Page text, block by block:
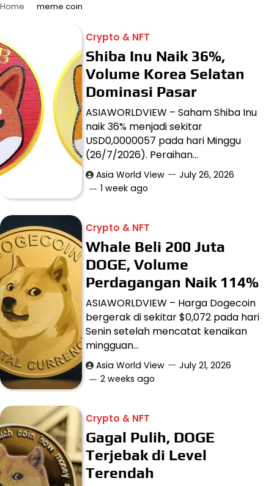
Home meme coin
Crypto & NFT
Shiba Inu Naik 36%,
Volume Korea Selatan
Dominasi Pasar
ASIAWORLDVIEW – Saham Shiba Inu
naik 36% menjadi sekitar
USD0,0000057 pada hari Minggu
(26/7/2026). Peraihan…
Asia World View
July 26, 2026
1 week ago
Crypto & NFT
Whale Beli 200 Juta
DOGE, Volume
Perdagangan Naik 114%
ASIAWORLDVIEW – Harga Dogecoin
bergerak di sekitar $0,072 pada hari
Senin setelah mencatat kenaikan
mingguan…
Asia World View
July 21, 2026
2 weeks ago
Crypto & NFT
Gagal Pulih, DOGE
Terjebak di Level
Terendah